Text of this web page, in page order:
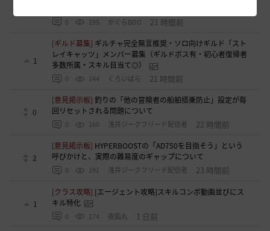
0 195 かぐらBDO 21 時間前
1
[ギルド募集] ギルチャ完全無言推奨・ソロ向けギルド「スト
レイキャッツ」メンバー募集（ギルドボス有・初心者復帰者
多数所属・スキル目当て◎）
0 144 くろいばら 21 時間前
0
[意見掲示板]釣りの「他の冒険者の船舶搭乗防止」設定が毎
回リセットされる問題について
0 160 浅井ジークフリード配信者 22 時間前
2
[意見掲示板] HYPERBOOSTの「AD750を目指そう」という
呼びかけと、実際の難易度のギャップについて
0 191 浅井ジークフリード配信者 23 時間前
1
[クラス攻略] [エージェント攻略]スキルコンボ動画並びにス
キル特化
0 174 夜狐丸 1 日前